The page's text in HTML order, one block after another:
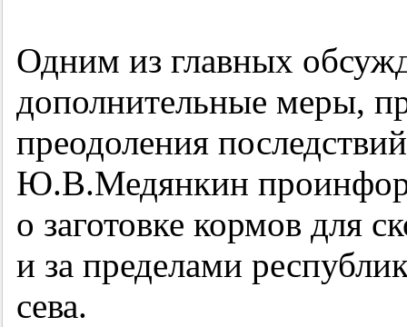
Одним из главных
дополнительные меры,
преодоления
Ю.В.Медянкин
о заготовке кормов для
и за пределами
сева.